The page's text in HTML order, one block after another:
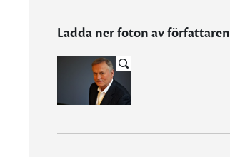
Ladda ner foton av författaren